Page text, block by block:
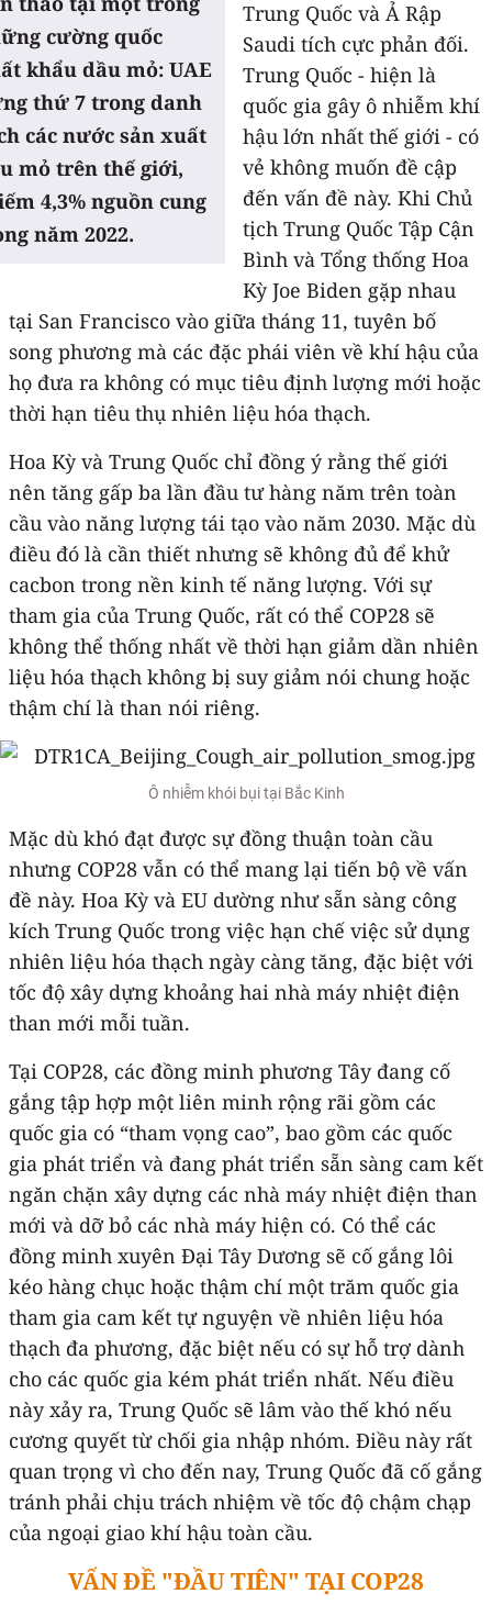
cường quốc
khẩu dầu mỏ: UAE
thứ 7 trong danh
các nước sản xuất
mỏ trên thế giới,
4,3% nguồn cung
năm 2022.
Trung Quốc và Ả Rập
Saudi tích cực phản đối.
Trung Quốc - hiện là
quốc gia gây ô nhiễm khí
hậu lớn nhất thế giới - có
vẻ không muốn đề cập
đến vấn đề này. Khi Chủ
tịch Trung Quốc Tập Cận
Bình và Tổng thống Hoa
Kỳ Joe Biden gặp nhau
tại San Francisco vào giữa tháng 11, tuyên bố
song phương mà các đặc phái viên về khí hậu của
họ đưa ra không có mục tiêu định lượng mới hoặc
thời hạn tiêu thụ nhiên liệu hóa thạch.
Hoa Kỳ và Trung Quốc chỉ đồng ý rằng thế giới
nên tăng gấp ba lần đầu tư hàng năm trên toàn
cầu vào năng lượng tái tạo vào năm 2030. Mặc dù
điều đó là cần thiết nhưng sẽ không đủ để khử
cacbon trong nền kinh tế năng lượng. Với sự
tham gia của Trung Quốc, rất có thể COP28 sẽ
không thể thống nhất về thời hạn giảm dần nhiên
liệu hóa thạch không bị suy giảm nói chung hoặc
thậm chí là than nói riêng.
Ô nhiễm khói bụi tại Bắc Kinh
Mặc dù khó đạt được sự đồng thuận toàn cầu
nhưng COP28 vẫn có thể mang lại tiến bộ về vấn
đề này. Hoa Kỳ và EU dường như sẵn sàng công
kích Trung Quốc trong việc hạn chế việc sử dụng
nhiên liệu hóa thạch ngày càng tăng, đặc biệt với
tốc độ xây dựng khoảng hai nhà máy nhiệt điện
than mới mỗi tuần.
Tại COP28, các đồng minh phương Tây đang cố
gắng tập hợp một liên minh rộng rãi gồm các
quốc gia có “tham vọng cao”, bao gồm các quốc
gia phát triển và đang phát triển sẵn sàng cam kết
ngăn chặn xây dựng các nhà máy nhiệt điện than
mới và dỡ bỏ các nhà máy hiện có. Có thể các
đồng minh xuyên Đại Tây Dương sẽ cố gắng lôi
kéo hàng chục hoặc thậm chí một trăm quốc gia
tham gia cam kết tự nguyện về nhiên liệu hóa
thạch đa phương, đặc biệt nếu có sự hỗ trợ dành
cho các quốc gia kém phát triển nhất. Nếu điều
này xảy ra, Trung Quốc sẽ lâm vào thế khó nếu
cương quyết từ chối gia nhập nhóm. Điều này rất
quan trọng vì cho đến nay, Trung Quốc đã cố gắng
tránh phải chịu trách nhiệm về tốc độ chậm chạp
của ngoại giao khí hậu toàn cầu.
VẤN ĐỀ "ĐẦU TIÊN" TẠI COP28